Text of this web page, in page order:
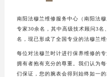
南阳法穆兰维修服务中心（南阳法
专家30余名，其中高级技术顾问3名
名，现已形成了全国专业的法穆兰维
每位对法穆兰时计进行保养维修的
拥有者抱有充分的尊重。我们认为
们保证，您的腕表会得到始终如一